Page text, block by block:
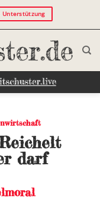
Unterstützung
darf